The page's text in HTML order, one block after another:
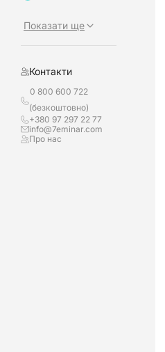
Показати ще
Контакти
0 800 600 722
(безкоштовно)
+380 97 297 22 77
info@7eminar.com
Про нас